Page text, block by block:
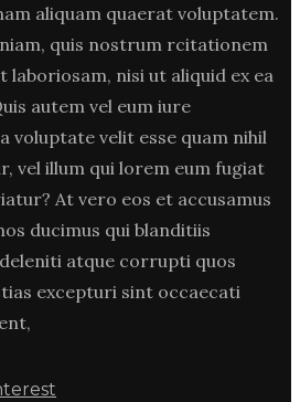
aliquam quaerat voluptatem.
quis nostrum rcitationem
nisi ut aliquid ex ea
autem vel eum iure
voluptate velit esse quam nihil
vel illum qui lorem eum fugiat
At vero eos et accusamus
ducimus qui blanditiis
atque corrupti quos
excepturi sint occaecati